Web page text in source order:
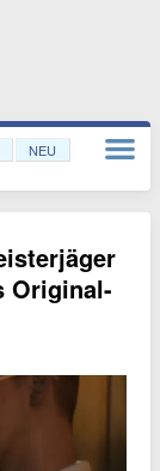
NEU
Original-